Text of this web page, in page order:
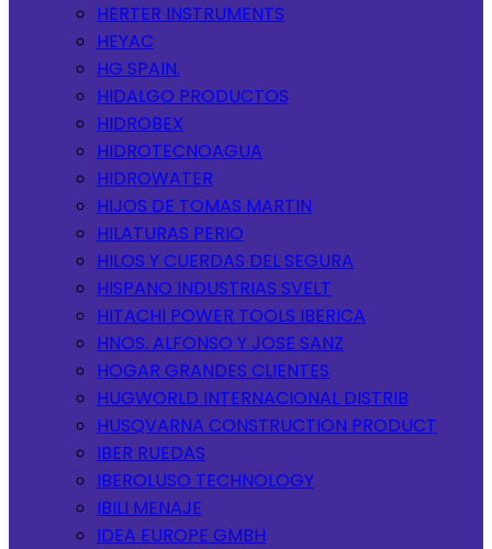
HERTER INSTRUMENTS
HEYAC
HG SPAIN.
HIDALGO PRODUCTOS
HIDROBEX
HIDROTECNOAGUA
HIDROWATER
HIJOS DE TOMAS MARTIN
HILATURAS PERIO
HILOS Y CUERDAS DEL SEGURA
HISPANO INDUSTRIAS SVELT
HITACHI POWER TOOLS IBERICA
HNOS. ALFONSO Y JOSE SANZ
HOGAR GRANDES CLIENTES
HUGWORLD INTERNACIONAL DISTRIB
HUSQVARNA CONSTRUCTION PRODUCT
IBER RUEDAS
IBEROLUSO TECHNOLOGY
IBILI MENAJE
IDEA EUROPE GMBH